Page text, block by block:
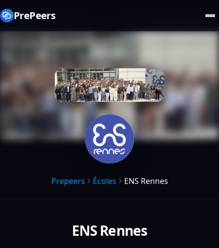
PrePeers
Prepeers Écoles ENS Rennes
ENS Rennes